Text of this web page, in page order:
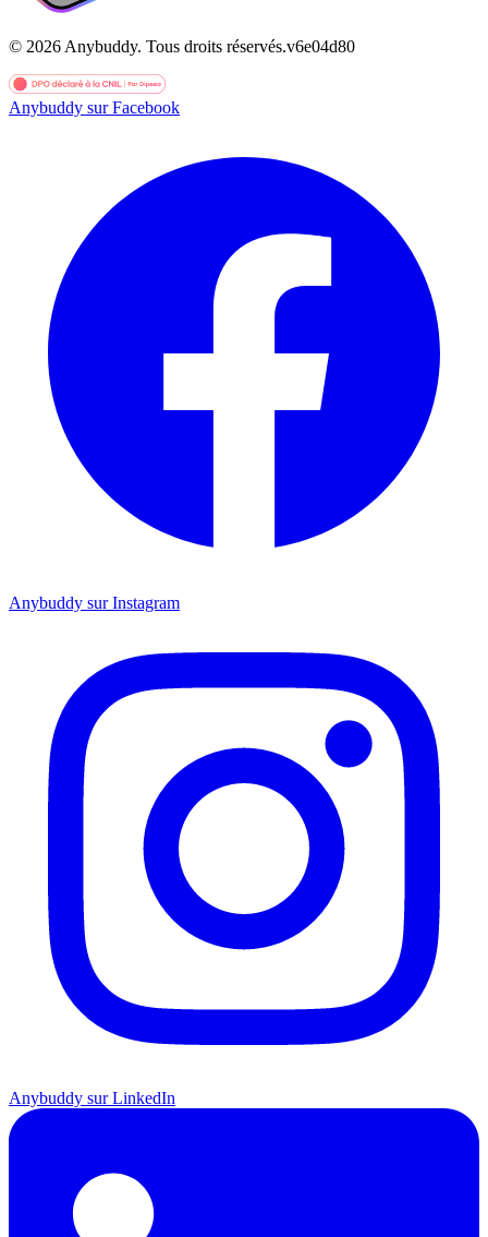
© 2026 Anybuddy. Tous droits réservés.v6e04d80
Anybuddy sur Facebook
Anybuddy sur Instagram
Anybuddy sur LinkedIn